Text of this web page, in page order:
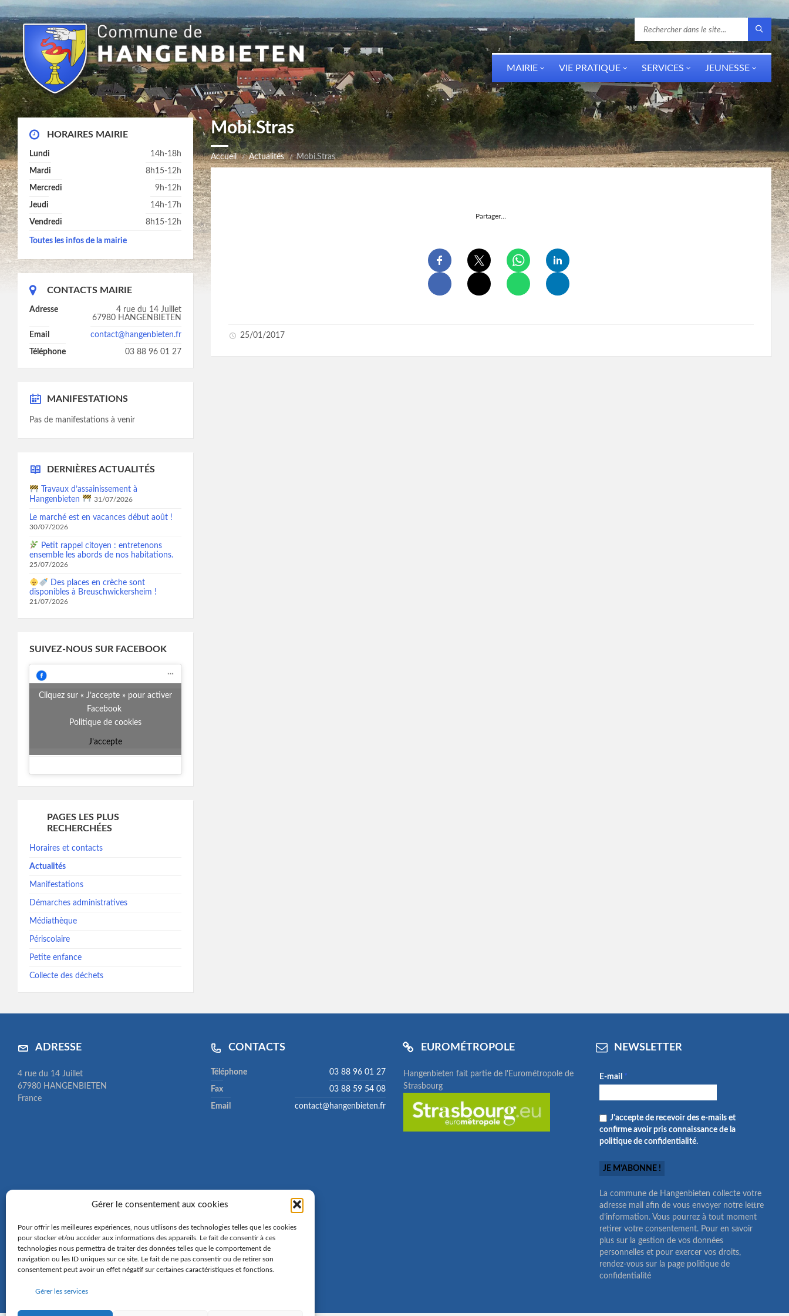
Gérer le consentement aux cookies
Pour offrir les meilleures expériences, nous utilisons des technologies telles que les cookies
pour stocker et/ou accéder aux informations des appareils. Le fait de consentir à ces
technologies nous permettra de traiter des données telles que le comportement de
navigation ou les ID uniques sur ce site. Le fait de ne pas consentir ou de retirer son
consentement peut avoir un effet négatif sur certaines caractéristiques et fonctions.
Gérer les services
MAIRIE VIE PRATIQUE SERVICES JEUNESSE
Mobi.Stras
Accueil Actualités Mobi.Stras
Partager…
25/01/2017
HORAIRES MAIRIE
Lundi 14h-18h
Mardi 8h15-12h
Mercredi 9h-12h
Jeudi 14h-17h
Vendredi 8h15-12h
Toutes les infos de la mairie
CONTACTS MAIRIE
Adresse
4 rue du 14 Juillet
67980 HANGENBIETEN
Email contact@hangenbieten.fr
Téléphone 03 88 96 01 27
MANIFESTATIONS
Pas de manifestations à venir
DERNIÈRES ACTUALITÉS
Travaux d’assainissement à
Hangenbieten
31/07/2026
Le marché est en vacances début août !
30/07/2026
Petit rappel citoyen : entretenons
ensemble les abords de nos habitations.
25/07/2026
Des places en crèche sont
disponibles à Breuschwickersheim !
21/07/2026
SUIVEZ-NOUS SUR FACEBOOK
Cliquez sur « J’accepte » pour activer
Facebook
Politique de cookies
J’accepte
PAGES LES PLUS
RECHERCHÉES
Horaires et contacts
Actualités
Manifestations
Démarches administratives
Médiathèque
Périscolaire
Petite enfance
Collecte des déchets
ADRESSE
4 rue du 14 Juillet
67980 HANGENBIETEN
France
CONTACTS
Téléphone 03 88 96 01 27
Fax 03 88 59 54 08
Email contact@hangenbieten.fr
EUROMÉTROPOLE
Hangenbieten fait partie de l'Eurométropole de
Strasbourg
NEWSLETTER
E-mail *
J'accepte de recevoir des e-mails et
confirme avoir pris connaissance de la
politique de confidentialité.
La commune de Hangenbieten collecte votre
adresse mail afin de vous envoyer notre lettre
d’information. Vous pourrez à tout moment
retirer votre consentement. Pour en savoir
plus sur la gestion de vos données
personnelles et pour exercer vos droits,
rendez-vous sur la page politique de
confidentialité